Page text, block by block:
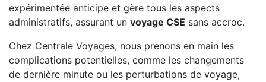
expérimentée anticipe et gère tous les aspects
administratifs, assurant un voyage CSE sans accroc.
Chez Centrale Voyages, nous prenons en main les
complications potentielles, comme les changements
de dernière minute ou les perturbations de voyage,